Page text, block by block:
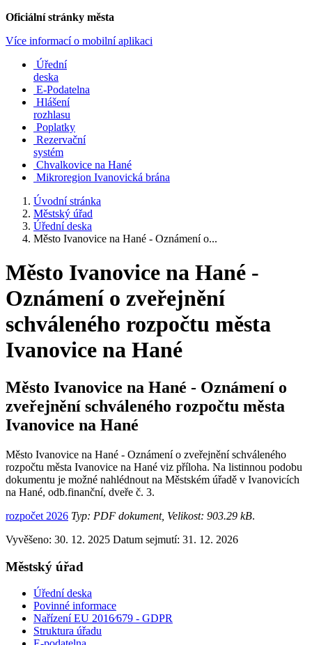
Oficiální stránky města
Více informací o mobilní aplikaci
Úřední
deska
E-Podatelna
Hlášení
rozhlasu
Poplatky
Rezervační
systém
Chvalkovice na Hané
Mikroregion Ivanovická brána
Úvodní stránka
Městský úřad
Úřední deska
Město Ivanovice na Hané - Oznámení o...
Město Ivanovice na Hané -
Oznámení o zveřejnění
schváleného rozpočtu města
Ivanovice na Hané
Město Ivanovice na Hané - Oznámení o
zveřejnění schváleného rozpočtu města
Ivanovice na Hané
Město Ivanovice na Hané - Oznámení o zveřejnění schváleného
rozpočtu města Ivanovice na Hané viz příloha. Na listinnou podobu
dokumentu je možné nahlédnout na Městském úřadě v Ivanovicích
na Hané, odb.finanční, dveře č. 3.
rozpočet 2026 Typ: PDF dokument, Velikost: 903.29 kB.
Vyvěšeno: 30. 12. 2025 Datum sejmutí: 31. 12. 2026
Městský úřad
Úřední deska
Povinné informace
Nařízení EU 2016⁄679 - GDPR
Struktura úřadu